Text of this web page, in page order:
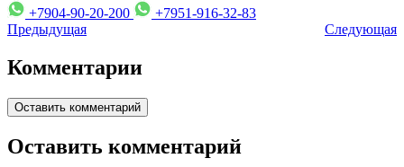
+7904-90-20-200
+7951-916-32-83
Предыдущая
Следующая
Комментарии
Оставить комментарий
Оставить комментарий